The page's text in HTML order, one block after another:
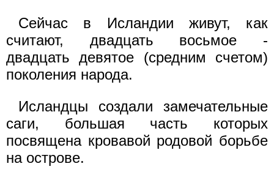
Сейчас в Исландии живут, как
считают, двадцать восьмое -
двадцать девятое (средним счетом)
поколения народа.
Исландцы создали замечательные
саги, большая часть которых
посвящена кровавой родовой борьбе
на острове.